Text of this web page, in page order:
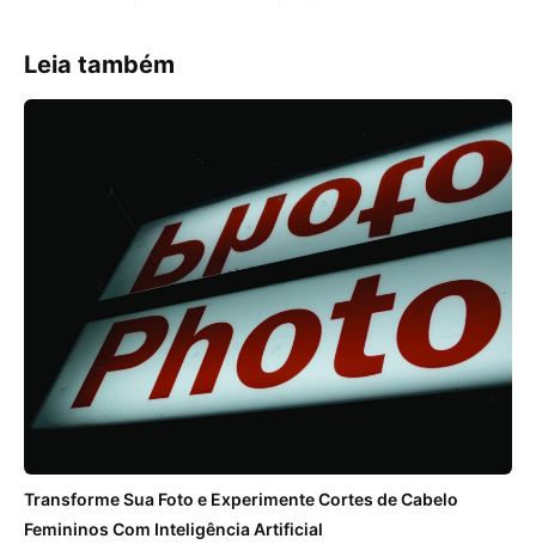
Leia também
Transforme Sua Foto e Experimente Cortes de Cabelo
Femininos Com Inteligência Artificial